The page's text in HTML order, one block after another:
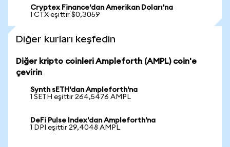
Cryptex Finance'dan Amerikan Doları'na
1 CTX eşittir $0,3059
Diğer kurları keşfedin
Diğer kripto coinleri Ampleforth (AMPL) coin'e
çevirin
Synth sETH'dan Ampleforth'na
1 SETH eşittir 264,5476 AMPL
DeFi Pulse Index'dan Ampleforth'na
1 DPI eşittir 29,4048 AMPL